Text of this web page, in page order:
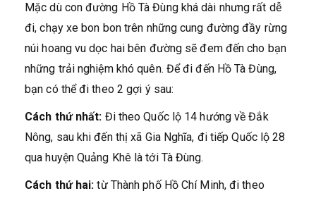
Mặc dù con đường Hồ Tà Đùng khá dài nhưng rất dễ
đi, chạy xe bon bon trên những cung đường đầy rừng
núi hoang vu dọc hai bên đường sẽ đem đến cho bạn
những trải nghiệm khó quên. Để đi đến Hồ Tà Đùng,
bạn có thể đi theo 2 gợi ý sau:
Cách thứ nhất: Đi theo Quốc lộ 14 hướng về Đắk
Nông, sau khi đến thị xã Gia Nghĩa, đi tiếp Quốc lộ 28
qua huyện Quảng Khê là tới Tà Đùng.
Cách thứ hai: từ Thành phố Hồ Chí Minh, đi theo